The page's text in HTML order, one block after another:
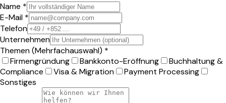
Name *
E-Mail *
Telefon
Unternehmen
Themen (Mehrfachauswahl) *
Firmengründung
Bankkonto-Eröffnung
Buchhaltung &
Compliance
Visa & Migration
Payment Processing
Sonstiges